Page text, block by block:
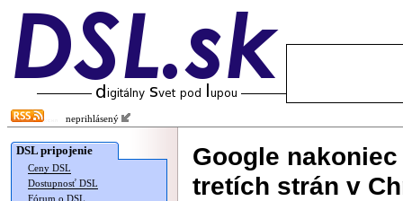
neprihlásený
DSL pripojenie
Ceny DSL
Dostupnosť DSL
Fórum o DSL
Google
tretích strán v